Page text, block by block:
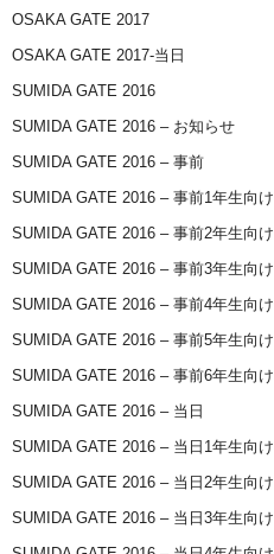
OSAKA GATE 2017
OSAKA GATE 2017-当日
SUMIDA GATE 2016
SUMIDA GATE 2016 – お知らせ
SUMIDA GATE 2016 – 事前
SUMIDA GATE 2016 – 事前1年生向け
SUMIDA GATE 2016 – 事前2年生向け
SUMIDA GATE 2016 – 事前3年生向け
SUMIDA GATE 2016 – 事前4年生向け
SUMIDA GATE 2016 – 事前5年生向け
SUMIDA GATE 2016 – 事前6年生向け
SUMIDA GATE 2016 – 当日
SUMIDA GATE 2016 – 当日1年生向け
SUMIDA GATE 2016 – 当日2年生向け
SUMIDA GATE 2016 – 当日3年生向け